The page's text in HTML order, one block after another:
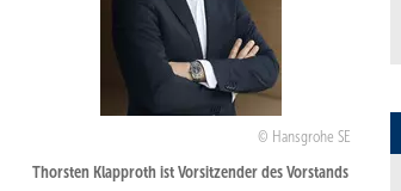
Hansgrohe SE
Thorsten Klapproth ist Vorsitzender des Vorstands